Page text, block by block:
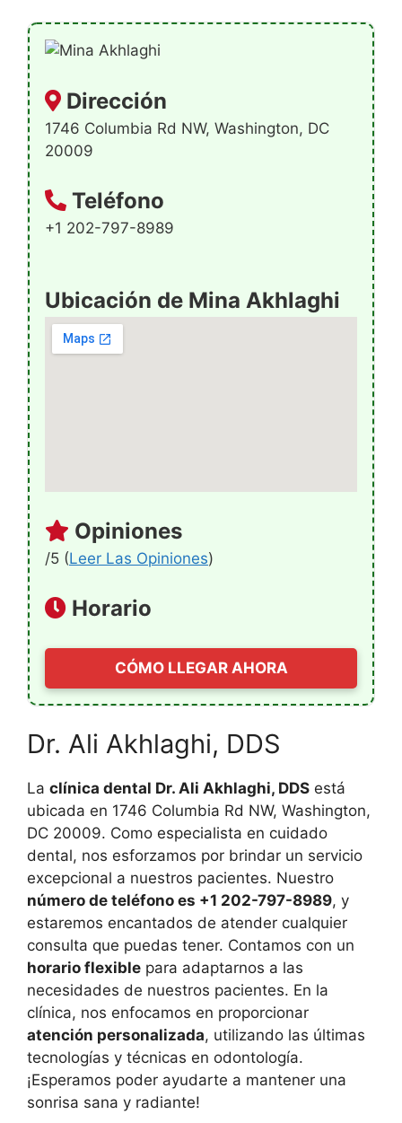
Dirección
1746 Columbia Rd NW, Washington, DC
20009
Teléfono
+1 202-797-8989
Ubicación de Mina Akhlaghi
Opiniones
/5 (Leer Las Opiniones)
Horario
CÓMO LLEGAR AHORA
Dr. Ali Akhlaghi, DDS
La clínica dental Dr. Ali Akhlaghi, DDS está
ubicada en 1746 Columbia Rd NW, Washington,
DC 20009. Como especialista en cuidado
dental, nos esforzamos por brindar un servicio
excepcional a nuestros pacientes. Nuestro
número de teléfono es +1 202-797-8989, y
estaremos encantados de atender cualquier
consulta que puedas tener. Contamos con un
horario flexible para adaptarnos a las
necesidades de nuestros pacientes. En la
clínica, nos enfocamos en proporcionar
atención personalizada, utilizando las últimas
tecnologías y técnicas en odontología.
¡Esperamos poder ayudarte a mantener una
sonrisa sana y radiante!